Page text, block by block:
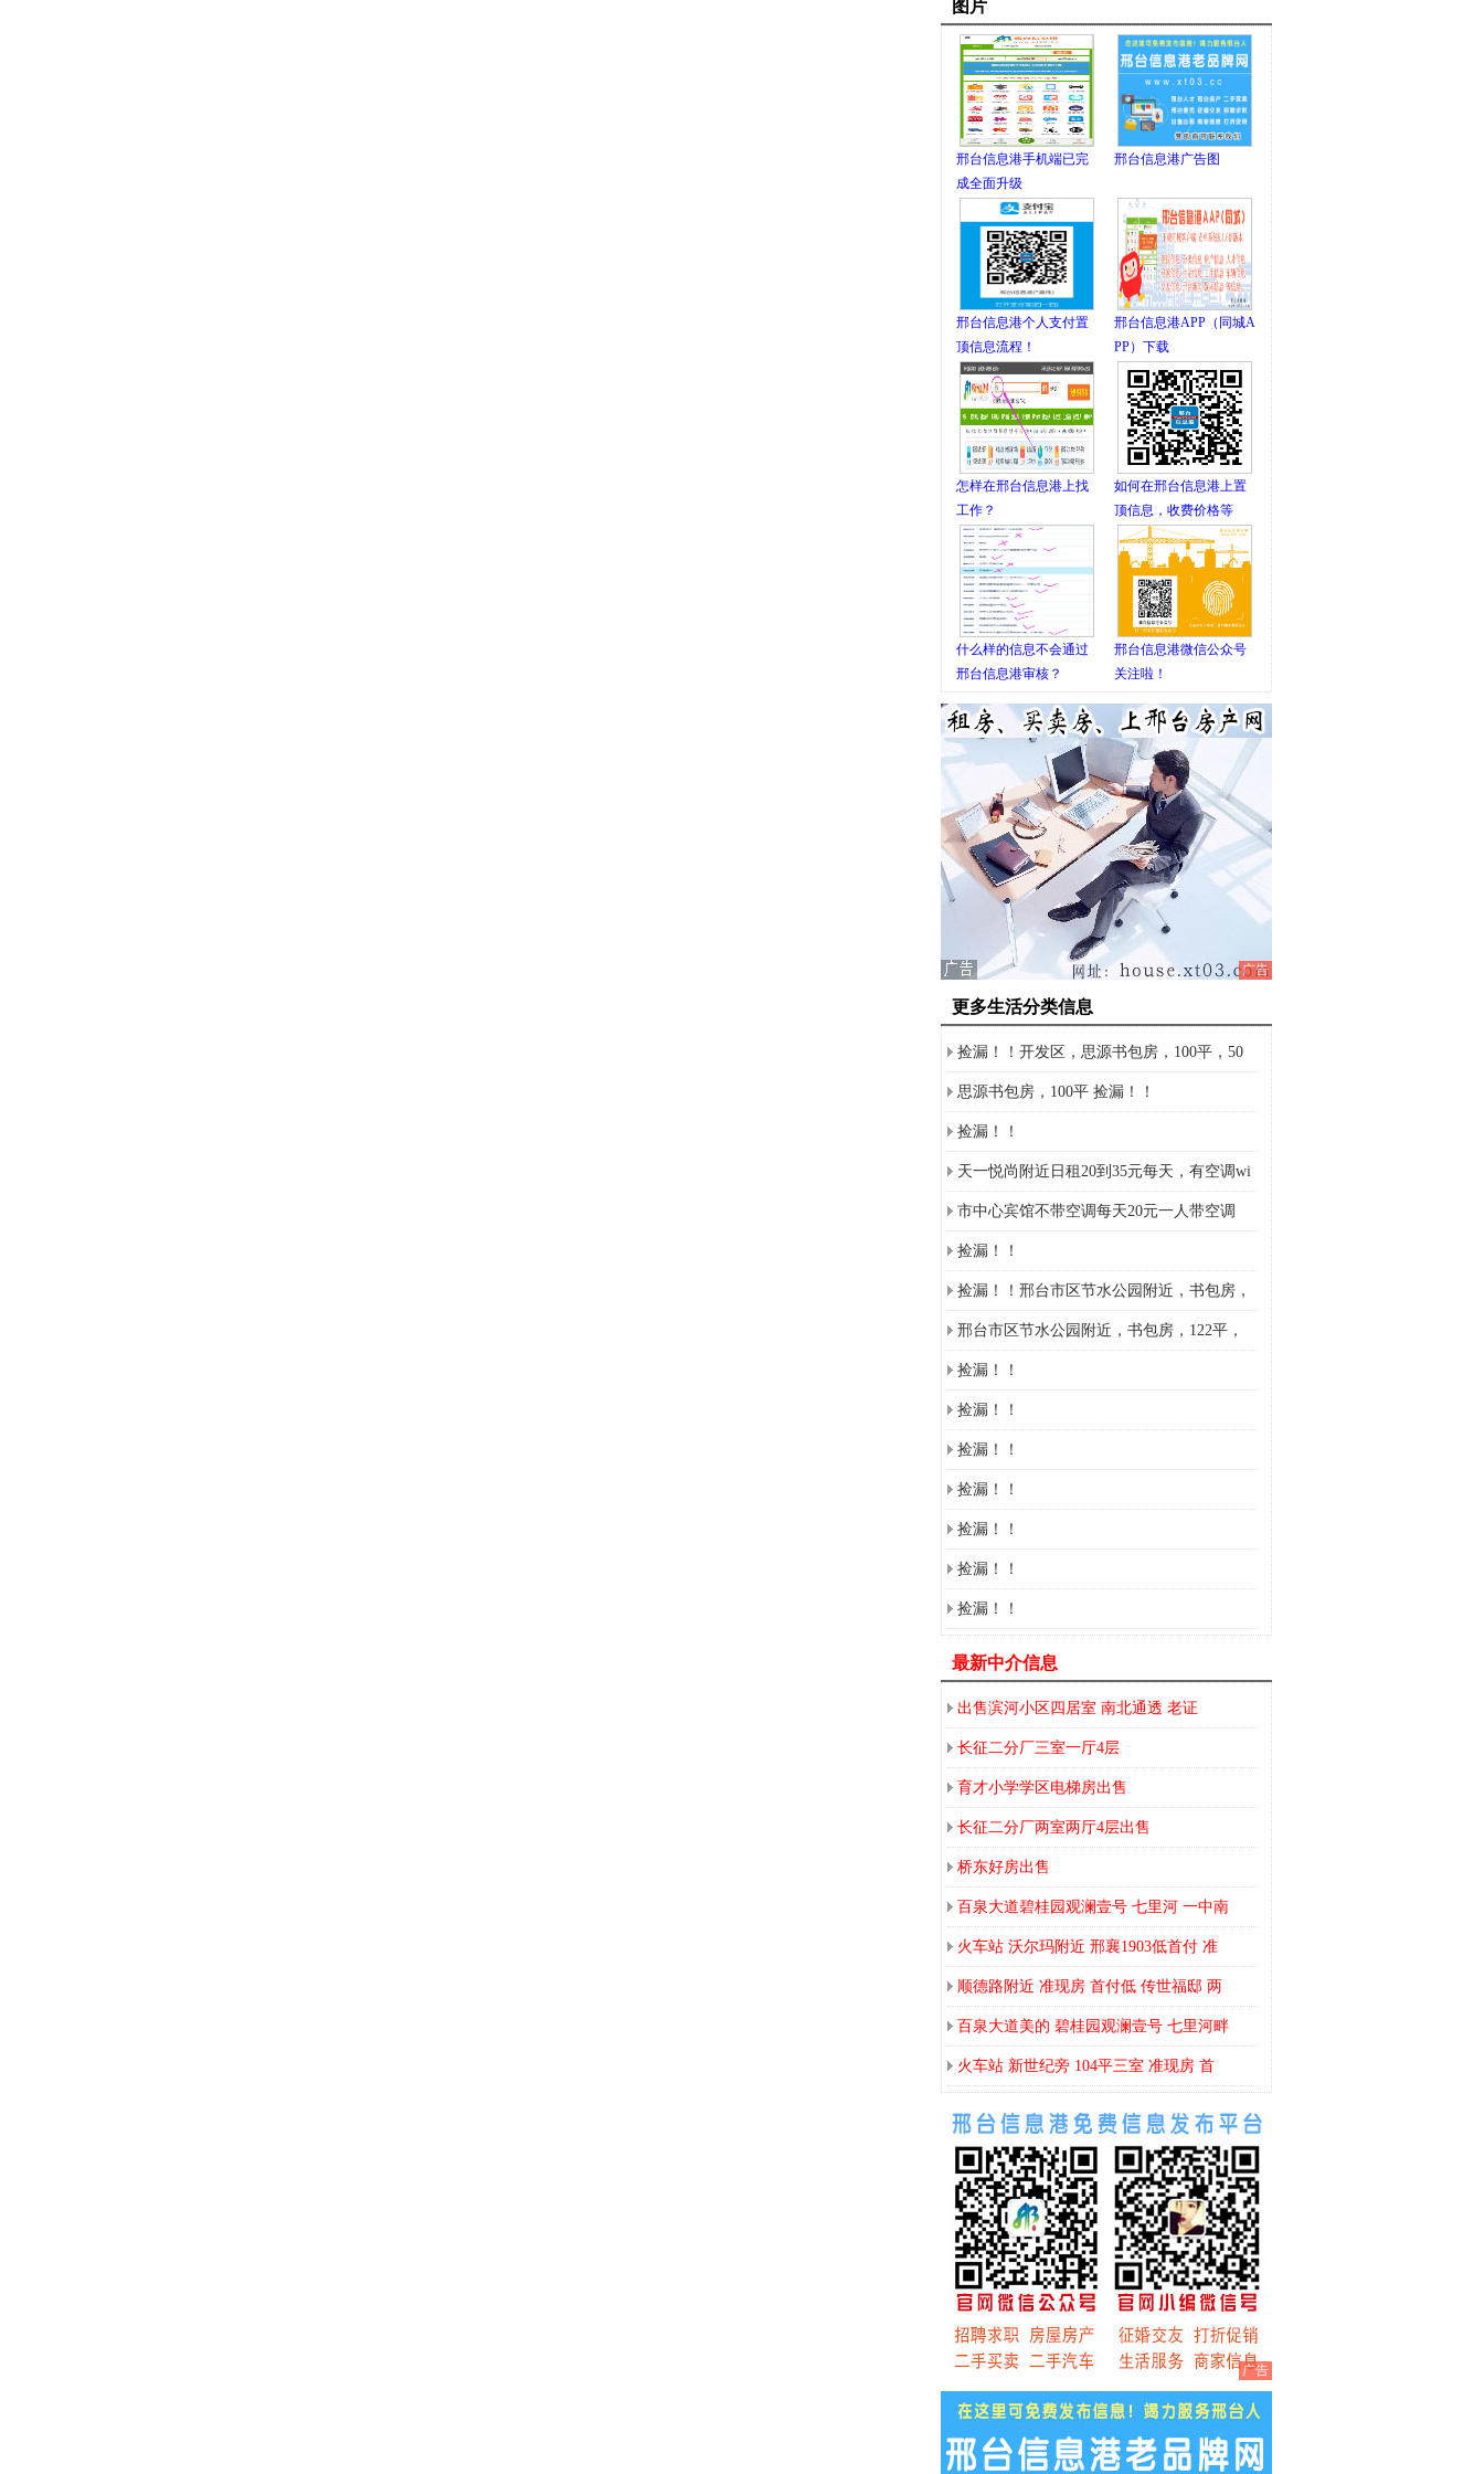
图片
邢台信息港手机端已完
成全面升级
邢台信息港广告图
邢台信息港个人支付置
顶信息流程！
邢台信息港APP（同城A
PP）下载
怎样在邢台信息港上找
工作？
如何在邢台信息港上置
顶信息，收费价格等
什么样的信息不会通过
邢台信息港审核？
邢台信息港微信公众号
关注啦！
广告
更多生活分类信息
捡漏！！开发区，思源书包房，100平，50
万
思源书包房，100平 捡漏！！
捡漏！！
天一悦尚附近日租20到35元每天，有空调wi
市中心宾馆不带空调每天20元一人带空调
捡漏！！
捡漏！！邢台市区节水公园附近，书包房，
122平，
邢台市区节水公园附近，书包房，122平，
三室
捡漏！！
捡漏！！
捡漏！！
捡漏！！
捡漏！！
捡漏！！
捡漏！！
最新中介信息
出售滨河小区四居室 南北通透 老证
长征二分厂三室一厅4层
育才小学学区电梯房出售
长征二分厂两室两厅4层出售
桥东好房出售
百泉大道碧桂园观澜壹号 七里河 一中南
火车站 沃尔玛附近 邢襄1903低首付 准
顺德路附近 准现房 首付低 传世福邸 两
百泉大道美的 碧桂园观澜壹号 七里河畔
火车站 新世纪旁 104平三室 准现房 首
广告